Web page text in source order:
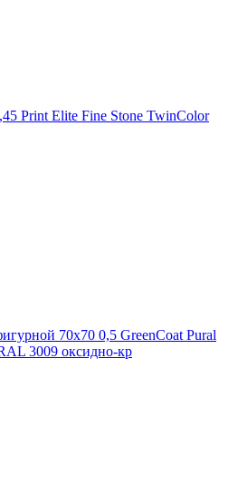
Print Elite Fine Stone TwinColor
70x70 0,5 GreenCoat Pural
3009 оксидно-кр